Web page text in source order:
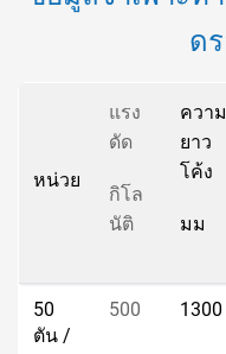
ด
หน่วย
แรง
ดัด
กิโล
นัติ
ความ
ยาว
โค้ง
มม
50
ตัน /
500 1300